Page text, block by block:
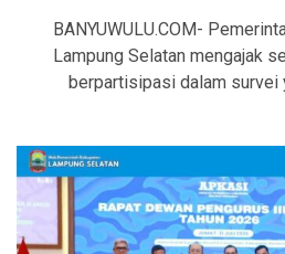
BANYUWULU.COM-
Lampung Selatan mengajak
berpartisipasi dalam survei